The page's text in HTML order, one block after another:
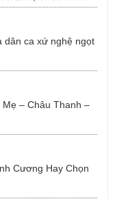
dân ca xứ nghệ ngọt
– Châu Thanh –
Cương Hay Chọn